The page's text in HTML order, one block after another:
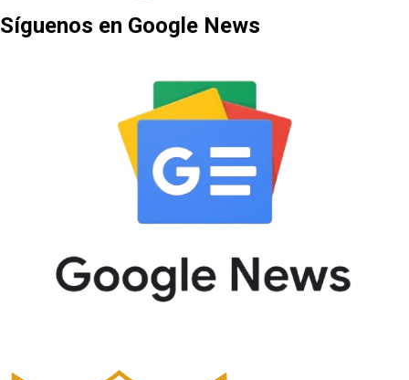
Síguenos en Google News